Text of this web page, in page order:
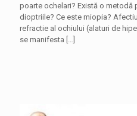
poarte ochelari? Există o metodă
dioptriile? Ce este miopia?
refractie al ochiului (alaturi de
se manifesta